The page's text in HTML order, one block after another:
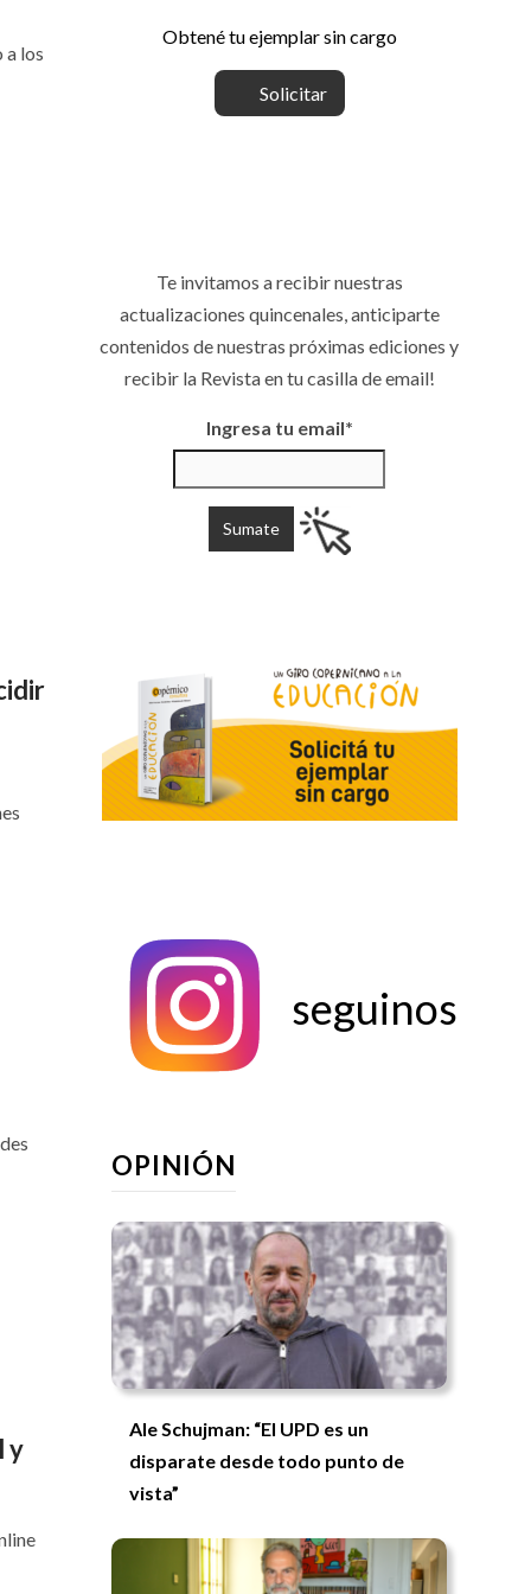
a los
y
Obtené tu ejemplar sin cargo
Solicitar
Te invitamos a recibir nuestras
actualizaciones quincenales, anticiparte
contenidos de nuestras próximas ediciones y
recibir la Revista en tu casilla de email!
Ingresa tu email*
seguinos
OPINIÓN
Ale Schujman: “El UPD es un
disparate desde todo punto de
vista”